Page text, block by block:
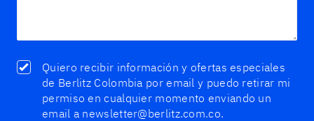
Quiero recibir información y ofertas especiales
de Berlitz Colombia por email y puedo retirar mi
permiso en cualquier momento enviando un
email a newsletter@berlitz.com.co.